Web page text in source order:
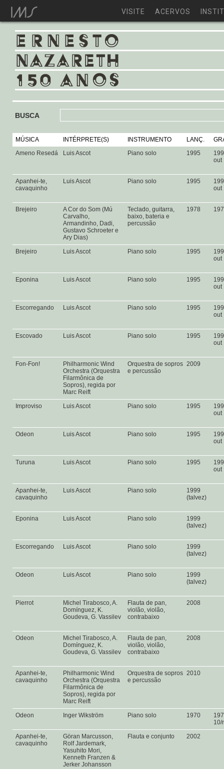
VISITE ACERVOS
BUSCA
MÚSICA INTÉRPRETE(S) INSTRUMENTO LANÇ.
Ameno Resedá
Luis Ascot Piano solo 1995
out
Apanhei-te,
cavaquinho
Luis Ascot Piano solo 1995
out
Brejeiro
A Cor do Som (Mú
Carvalho,
Armandinho, Dadi,
Gustavo Schroeter e
Ary Dias)
Teclado, guitarra,
baixo, bateria e
percussão
1978
Brejeiro Luis Ascot Piano solo 1995
out
Eponina Luis Ascot Piano solo 1995
out
Escorregando Luis Ascot Piano solo 1995
out
Escovado Luis Ascot Piano solo 1995
out
Fon-Fon!
Philharmonic Wind
Orchestra (Orquestra
Filarmônica de
Sopros), regida por
Marc Reift
Orquestra de sopros
e percussão
2009
Improviso Luis Ascot Piano solo 1995
out
Odeon Luis Ascot Piano solo 1995
out
Turuna Luis Ascot Piano solo 1995
out
Apanhei-te,
cavaquinho
Luis Ascot Piano solo
1999
(talvez)
Eponina Luis Ascot Piano solo
1999
(talvez)
Escorregando Luis Ascot Piano solo
1999
(talvez)
Odeon Luis Ascot Piano solo
1999
(talvez)
Pierrot
Michel Tirabosco, A.
Domínguez, K.
Goudeva, G. Vassilev
Flauta de pan,
violão, violão,
contrabaixo
2008
Odeon
Michel Tirabosco, A.
Domínguez, K.
Goudeva, G. Vassilev
Flauta de pan,
violão, violão,
contrabaixo
2008
Apanhei-te,
cavaquinho
Philharmonic Wind
Orchestra (Orquestra
Filarmônica de
Sopros), regida por
Marc Reift
Orquestra de sopros
e percussão
2010
Odeon Inger Wikström Piano solo 1970
Apanhei-te,
cavaquinho
Göran Marcusson,
Rolf Jardemark,
Yasuhito Mori,
Kenneth Franzen &
Jerker Johansson
Flauta e conjunto 2002